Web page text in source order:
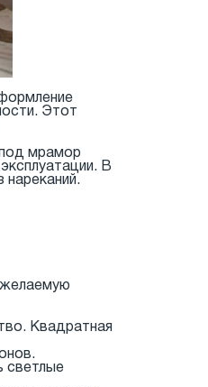
Этот
мрамор
В
нареканий.
желаемую
Квадратная
светлые